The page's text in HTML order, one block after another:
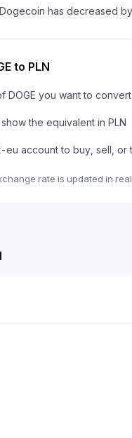
has decreased
to PLN
DOGE you want to convert
the equivalent in PLN
eu account to buy, sell, or
rate is updated in